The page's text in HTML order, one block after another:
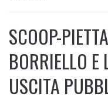
SCOOP-
BORRIELLO
USCITA